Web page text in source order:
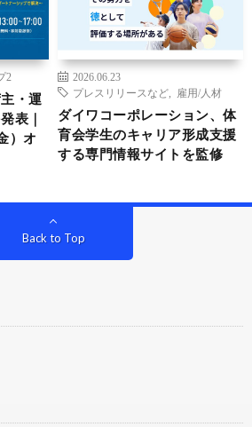
2
・運
表｜
）オ
2026.06.23
プレスリリースなど
雇用/人材
ダイワコーポレーション、体
育会学生のキャリア形成支援
する専門情報サイトを監修
Back to Top